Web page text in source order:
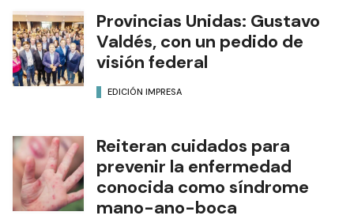
Provincias Unidas: Gustavo
Valdés, con un pedido de
visión federal
EDICIÓN IMPRESA
Reiteran cuidados para
prevenir la enfermedad
conocida como síndrome
mano-ano-boca